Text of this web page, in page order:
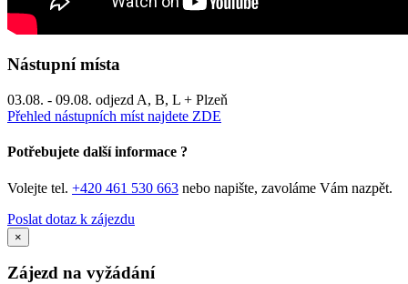
Nástupní místa
03.08. - 09.08. odjezd A, B, L + Plzeň
Přehled nástupních míst najdete ZDE
Potřebujete další informace ?
Volejte tel. +420 461 530 663 nebo napište, zavoláme Vám nazpět.
Poslat dotaz k zájezdu
×
Zájezd na vyžádání